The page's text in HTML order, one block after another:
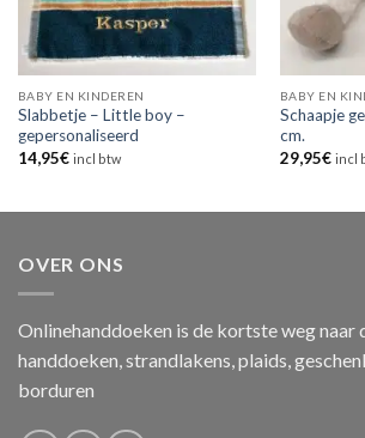
BABY EN KINDEREN
Slabbetje – Little boy –
gepersonaliseerd
14,95€ incl btw
BABY EN
Schaapje
cm.
29,95€ incl
OVER ONS
Onlinehanddoeken is de kortste weg naar
handdoeken, strandlakens, plaids,
borduren